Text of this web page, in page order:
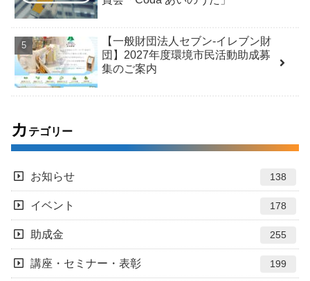
【一般財団法人セブン-イレブン財
団】2027年度環境市民活動助成募
集のご案内
カ テゴリー
お知らせ 138
イベント 178
助成金 255
講座・セミナー・表彰 199